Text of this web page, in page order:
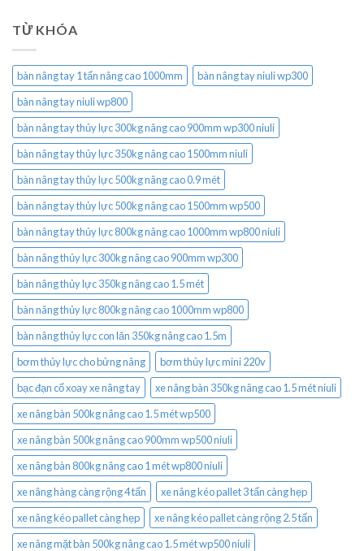
TỪ KHÓA
bàn nâng tay 1 tấn nâng cao 1000mm
bàn nâng tay niuli wp300
bàn nâng tay niuli wp800
bàn nâng tay thủy lực 300kg nâng cao 900mm wp300 niuli
bàn nâng tay thủy lực 350kg nâng cao 1500mm niuli
bàn nâng tay thủy lực 500kg nâng cao 0.9 mét
bàn nâng tay thủy lực 500kg nâng cao 1500mm wp500
bàn nâng tay thủy lực 800kg nâng cao 1000mm wp800 niuli
bàn nâng thủy lực 300kg nâng cao 900mm wp300
bàn nâng thủy lực 350kg nâng cao 1.5 mét
bàn nâng thủy lực 800kg nâng cao 1000mm wp800
bàn nâng thủy lực con lăn 350kg nâng cao 1.5m
bơm thủy lực cho bửng nâng
bơm thủy lực mini 220v
bạc đạn cổ xoay xe nâng tay
xe nâng bàn 350kg nâng cao 1.5 mét niuli
xe nâng bàn 500kg nâng cao 1.5 mét wp500
xe nâng bàn 500kg nâng cao 900mm wp500 niuli
xe nâng bàn 800kg nâng cao 1 mét wp800 niuli
xe nâng hàng càng rộng 4 tấn
xe nâng kéo pallet 3 tấn càng hẹp
xe nâng kéo pallet càng hẹp
xe nâng kéo pallet càng rộng 2.5 tấn
xe nâng mặt bàn 500kg nâng cao 1.5 mét wp500 niuli